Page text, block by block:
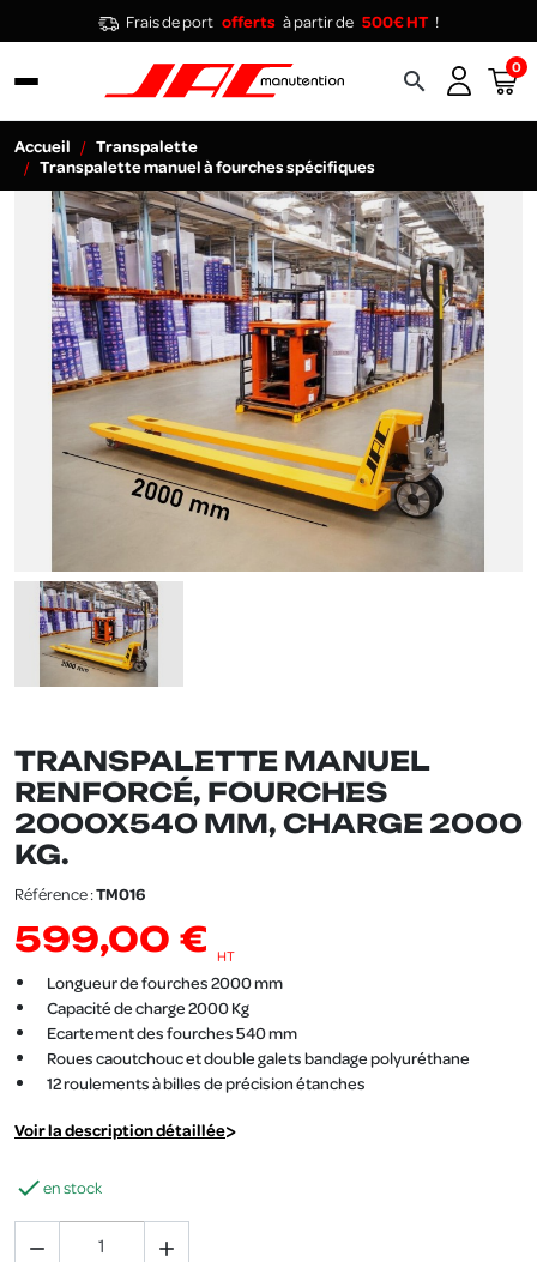
Frais de port offerts à partir de 500€ HT !
search 0
Accueil
Transpalette
Transpalette manuel à fourches spécifiques
TRANSPALETTE MANUEL
RENFORCÉ, FOURCHES
2000X540 MM, CHARGE 2000
KG.
Référence :TM016
599,00 € HT
Longueur de fourches 2000 mm
Capacité de charge 2000 Kg
Ecartement des fourches 540 mm
Roues caoutchouc et double galets bandage polyuréthane
12 roulements à billes de précision étanches
Voir la description détaillée
en stock
 